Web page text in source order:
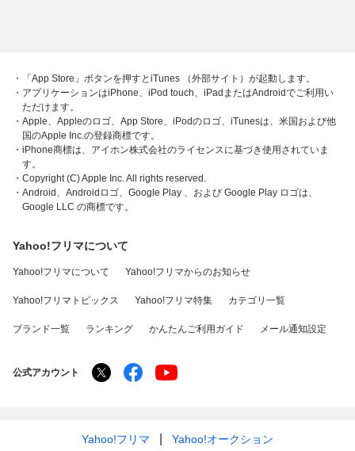
・「App Store」ボタンを押すとiTunes （外部サイト）が起動します。
・アプリケーションはiPhone、iPod touch、iPadまたはAndroidでご利用い
ただけます。
・Apple、Appleのロゴ、App Store、iPodのロゴ、iTunesは、米国および他
国のApple Inc.の登録商標です。
・iPhone商標は、アイホン株式会社のライセンスに基づき使用されていま
す。
・Copyright (C) Apple Inc. All rights reserved.
・Android、Androidロゴ、Google Play 、および Google Play ロゴは、
Google LLC の商標です。
Yahoo!フリマについて
Yahoo!フリマについて Yahoo!フリマからのお知らせ
Yahoo!フリマトピックス Yahoo!フリマ特集 カテゴリ一覧
ブランド一覧 ランキング かんたんご利用ガイド メール通知設定
公式アカウント
Yahoo!フリマ Yahoo!オークション